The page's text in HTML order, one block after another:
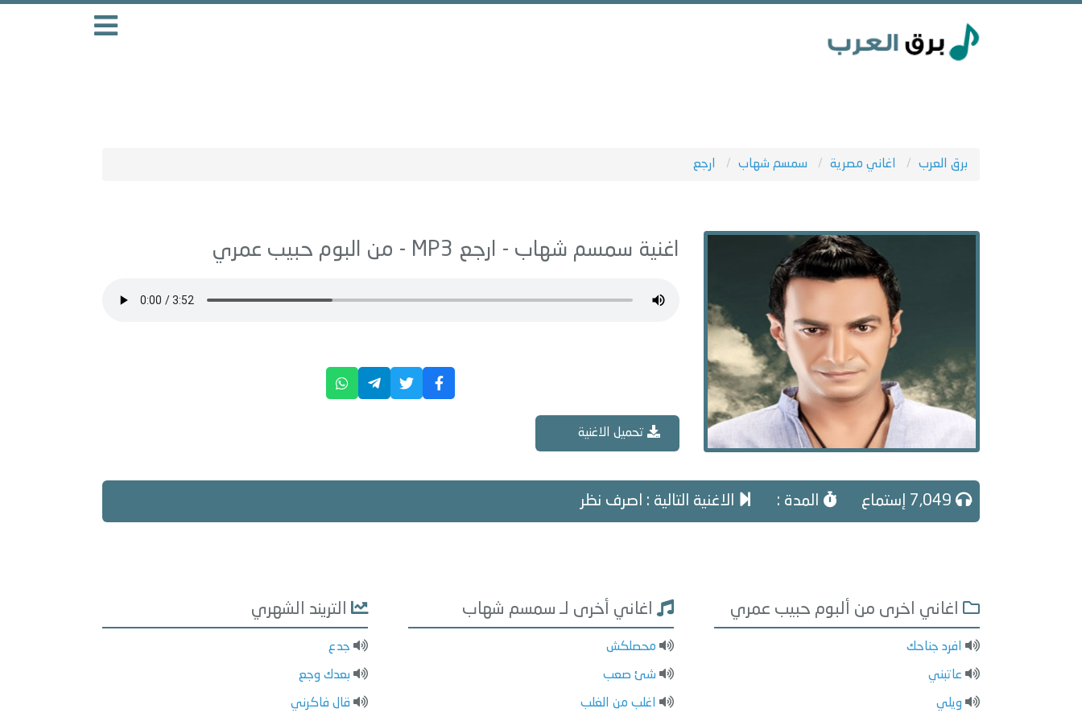
برق العرب اغاني مصرية سمسم شهاب ارجع
اغنية سمسم شهاب - ارجع حبيب عمري
تحميل الاغنية
المدة : الاغنية التالية : اصرف نظر
اغاني اخرى من ألبوم حبيب عمري
افرد جناحك
عاتبني
ويلي
اغاني أخرى لـ سمسم شهاب
محصلكش
شئ صعب
اغلب من الغلب
التريند الشهري
جدع
بعدك وجع
قال فاكرني